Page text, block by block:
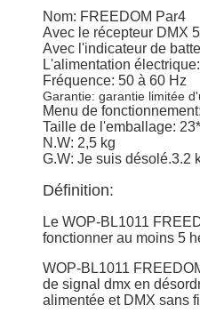
Nom: FREEDOM Par4
Avec le récepteur DMX
Avec l'indicateur de
L'alimentation
Fréquence: 50 à 60 Hz
Garantie: garantie limitée
Menu de
Taille de l'emballage:
N.W: 2,5 kg
G.W: Je suis désolé.3.2
Définition:
Le WOP-BL1011
fonctionner au moins 5
WOP-BL1011
de signal dmx en
alimentée et DMX sans